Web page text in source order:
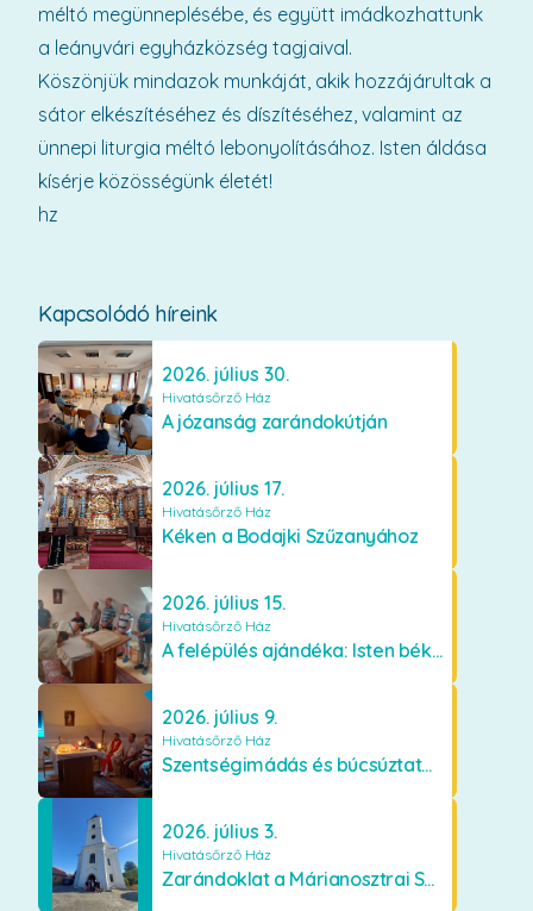
Kapcsolódó híreink
2026. július 30.
Hivatásőrző Ház
A józanság zarándokútján
2026. július 17.
Hivatásőrző Ház
Kéken a Bodajki Szűzanyához
2026. július 15.
Hivatásőrző Ház
A felépülés ajándéka: Isten békéje és a boldogság
2026. július 9.
Hivatásőrző Ház
Szentségimádás és búcsúztató a Hivatásőrző Házban
2026. július 3.
Hivatásőrző Ház
Zarándoklat a Márianosztrai Szűzanyához
méltó megünneplésébe, és együtt imádkozhattunk
a leányvári egyházközség tagjaival.
Köszönjük mindazok munkáját, akik hozzájárultak a
sátor elkészítéséhez és díszítéséhez, valamint az
ünnepi liturgia méltó lebonyolításához. Isten áldása
kísérje közösségünk életét!
hz